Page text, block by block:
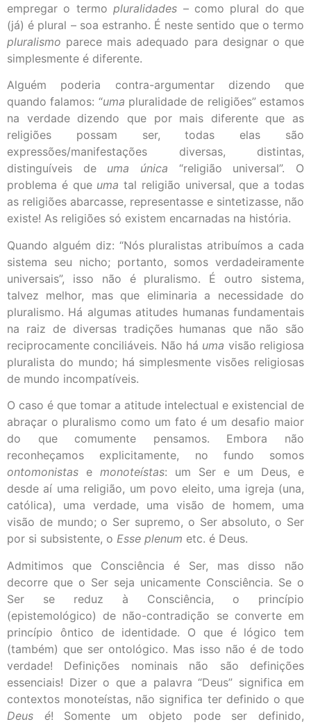
empregar o termopluralidades – como plural do que
(já) é plural – soa estranho. É neste sentido que o termo
pluralismo parece mais adequado para designar o que
simplesmente é diferente.
Alguém poderia contra-argumentar dizendo que
quando falamos: “uma pluralidade de religiões” estamos
na verdade dizendo que por mais diferente que as
religiões possam ser, todas elas são
expressões/manifestações diversas, distintas,
distinguíveis de uma única “religião universal”. O
problema é que umatal religião universal, que a todas
as religiões abarcasse, representasse e sintetizasse, não
existe! As religiões só existem encarnadas na história.
Quando alguém diz: “Nós pluralistas atribuímos a cada
sistema seu nicho; portanto, somos verdadeiramente
universais”, isso não é pluralismo. É outro sistema,
talvez melhor, mas que eliminaria a necessidade do
pluralismo. Há algumas atitudes humanas fundamentais
na raiz de diversas tradições humanas que não são
reciprocamente conciliáveis. Não há uma visão religiosa
pluralista do mundo; há simplesmente visões religiosas
de mundo incompatíveis.
O caso é que tomar a atitude intelectual e existencial de
abraçar o pluralismo como um fato é um desafio maior
do que comumente pensamos. Embora não
reconheçamos explicitamente, no fundo somos
ontomonistas e monoteístas: um Ser e um Deus, e
desde aí uma religião, um povo eleito, uma igreja (una,
católica), uma verdade, uma visão de homem, uma
visão de mundo; o Ser supremo, o Ser absoluto, o Ser
por si subsistente, o Esse plenum etc. é Deus.
Admitimos que Consciência é Ser, mas disso não
decorre que o Ser seja unicamente Consciência. Se o
Ser se reduz à Consciência, o princípio
(epistemológico) de não-contradição se converte em
princípio ôntico de identidade. O que é lógico tem
(também) que ser ontológico. Mas isso não é de todo
verdade! Definições nominais não são definições
essenciais! Dizer o que a palavra “Deus” significa em
contextos monoteístas, não significa ter definido o que
Deus é! Somente um objeto pode ser definido,